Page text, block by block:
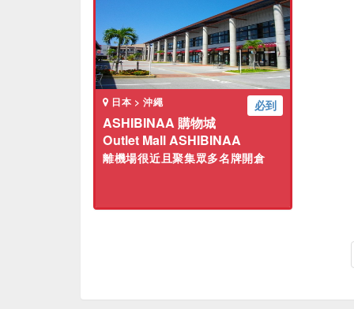
必到
日本 > 沖繩
ASHIBINAA 購物城
Outlet Mall ASHIBINAA
離機場很近且聚集眾多名牌開倉